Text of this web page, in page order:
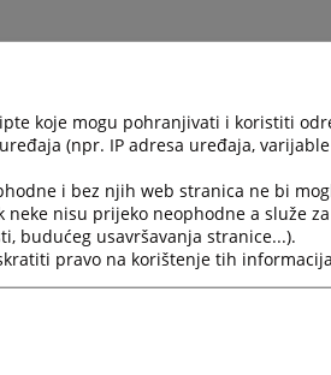
osnovnu školu i gimnaziju. Na
generacije te od 03. studenog 1992.
uredu Mirka i Dubravka Grgića u
koje mogu pohranjivati i koristiti
(npr. IP adresa uređaja,
i bez njih web stranica ne bi
nisu prijeko neophodne a služe
budućeg usavršavanja stranice...).
pravo na korištenje tih